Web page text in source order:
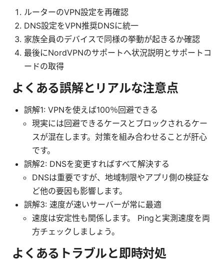
ルーターのVPN設定を再確認
DNS設定をVPN推奨DNSに統一
家族全員のデバイスで同様の挙動が起きるか確認
最後にNordVPNのサポートへ状況説明とサポートコ
ードの取得
よくある誤解とリアルな注意点
誤解1: VPNを使えば100％回避できる
現実には回避できるケースとブロックされるケー
スが混在します。対策を組み合わせることが肝心
です。
誤解2: DNSを変更すればすべて解決する
DNSは重要ですが、地域制限やアプリ側の検証な
ど他の要因も影響します。
誤解3: 速度が速いサーバーが常に最適
速度は安定性も関係します。 Pingと実測速度を両
方チェックしましょう。
よくあるトラブルと即時対処